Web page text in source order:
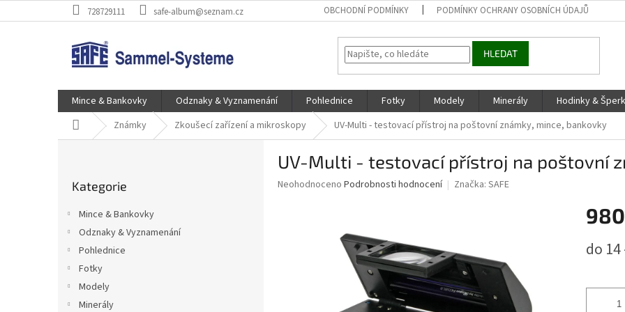
na
728729111 safe-album@seznam.cz OBCHODNÍ PODMÍNKY PODMÍNKY OCHRANY OSOBNÍCH ÚDAJŮ
HLEDAT
Mince & Bankovky Odznaky & Vyznamenání Pohlednice Fotky Modely Minerály Hodinky &
Domů Známky Zkoušecí zařízení a mikroskopy UV-Multi - testovací přístroj na poštovní známky, mince, bankovky
kategorie
Kategorie
Mince & Bankovky
Odznaky & Vyznamenání
Pohlednice
Fotky
Modely
Minerály
UV-Multi - testovací přístroj na poštovní
Průměrné
Neohodnoceno Podrobnosti hodnocení Značka: SAFE
cena:
do